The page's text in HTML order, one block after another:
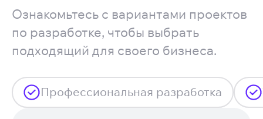
Ознакомьтесь с вариантами проектов
по разработке, чтобы выбрать
подходящий для своего бизнеса.
Профессиональная разработка